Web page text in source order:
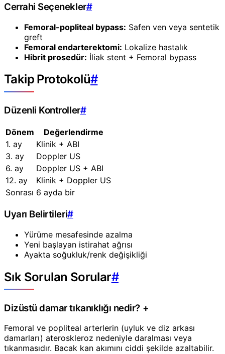
Cerrahi Seçenekler#
Femoral-popliteal bypass: Safen ven veya sentetik
greft
Femoral endarterektomi: Lokalize hastalık
Hibrit prosedür: İliak stent + Femoral bypass
Takip Protokolü#
Düzenli Kontroller#
Dönem
Değerlendirme
1. ay
Klinik + ABI
3. ay
Doppler US
6. ay
Doppler US + ABI
12. ay
Klinik + Doppler US
Sonrası 6 ayda bir
Uyarı Belirtileri#
Yürüme mesafesinde azalma
Yeni başlayan istirahat ağrısı
Ayakta soğukluk/renk değişikliği
Sık Sorulan Sorular#
Dizüstü damar tıkanıklığı nedir? +
Femoral ve popliteal arterlerin (uyluk ve diz arkası
damarları) ateroskleroz nedeniyle daralması veya
tıkanmasıdır. Bacak kan akımını ciddi şekilde azaltabilir.